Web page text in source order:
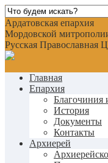
Ардатовская епархия
Мордовской
Русская Православная
Главная
Епархия
Благочиния
История
Документы
Контакты
Архиерей